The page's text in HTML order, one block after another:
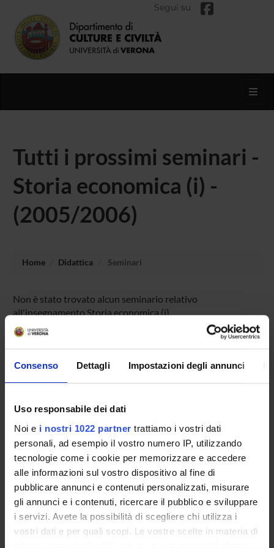
Consenso Dettagli Impostazioni degli annunci
Uso responsabile dei dati
Noi e i nostri 1022 partner trattiamo i vostri dati
personali, ad esempio il vostro numero IP, utilizzando
tecnologie come i cookie per memorizzare e accedere
alle informazioni sul vostro dispositivo al fine di
pubblicare annunci e contenuti personalizzati, misurare
gli annunci e i contenuti, ricercare il pubblico e sviluppare
i servizi. Avete la possibilità di scegliere chi utilizza i
vostri dati e per quali scopi. Le vostre scelte in materia di
privacy sono applicabili solo su questa proprietà digitale
Segui su
Tutti i prossimi seminari -
Storia economica (i) -
(2005/2006)
Home Didattica Seminari
Non è stato trovato alcun seminario relativo
all'insegnamento Storia economica (i).
OFFERTA FORMATIVA
SUPERIORE
Contatti
Persone
Luoghi
Calendario